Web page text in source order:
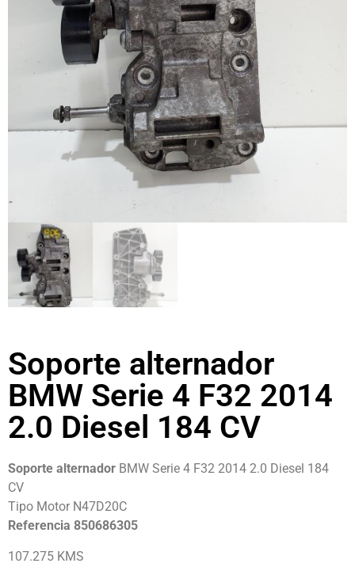
Soporte alternador
BMW Serie 4 F32 2014
2.0 Diesel 184 CV
Soporte alternador BMW Serie 4 F32 2014 2.0 Diesel 184
CV
Tipo Motor N47D20C
Referencia 850686305
107.275 KMS